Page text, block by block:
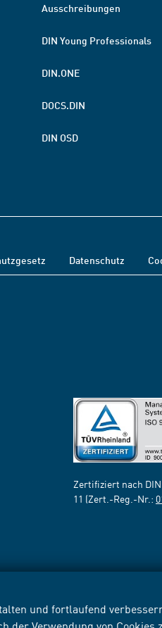
und fortlaufend
Ausschreibungen
DIN Young Professionals
DIN.ONE
DOCS.DIN
DIN OSD
Datenschutz
Zertifiziert nach DIN
11 (Zert.-Reg.-Nr.: